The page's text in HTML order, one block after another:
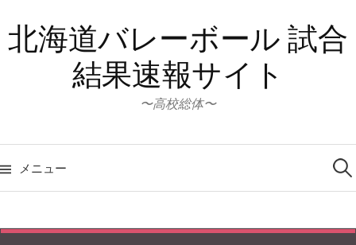
ン
テ北海道バレーボール 試合
結果速報サイト
〜高校総体〜
メニュー
検
索: